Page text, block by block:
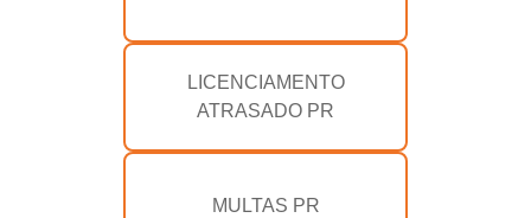
LICENCIAMENTO
ATRASADO PR
MULTAS PR